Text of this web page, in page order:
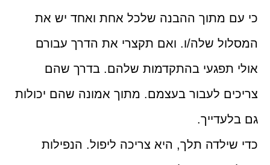
כי עם מתוך ההבנה שלכל אחת ואחד יש את
המסלול שלה/ו. ואם תקצרי את הדרך עבורם
אולי תפגעי בהתקדמות שלהם. בדרך שהם
צריכים לעבור בעצמם. מתוך אמונה שהם יכולות
גם בלעדייך.
כדי שילדה תלך, היא צריכה ליפול. הנפילות